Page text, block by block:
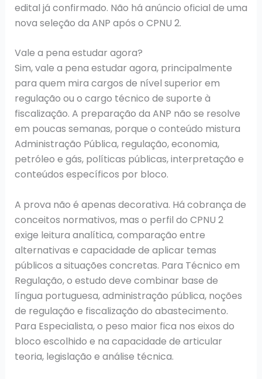
edital já confirmado. Não há anúncio oficial de uma
nova seleção da ANP após o CPNU 2.
Vale a pena estudar agora?
Sim, vale a pena estudar agora, principalmente
para quem mira cargos de nível superior em
regulação ou o cargo técnico de suporte à
fiscalização. A preparação da ANP não se resolve
em poucas semanas, porque o conteúdo mistura
Administração Pública, regulação, economia,
petróleo e gás, políticas públicas, interpretação e
conteúdos específicos por bloco.
A prova não é apenas decorativa. Há cobrança de
conceitos normativos, mas o perfil do CPNU 2
exige leitura analítica, comparação entre
alternativas e capacidade de aplicar temas
públicos a situações concretas. Para Técnico em
Regulação, o estudo deve combinar base de
língua portuguesa, administração pública, noções
de regulação e fiscalização do abastecimento.
Para Especialista, o peso maior fica nos eixos do
bloco escolhido e na capacidade de articular
teoria, legislação e análise técnica.